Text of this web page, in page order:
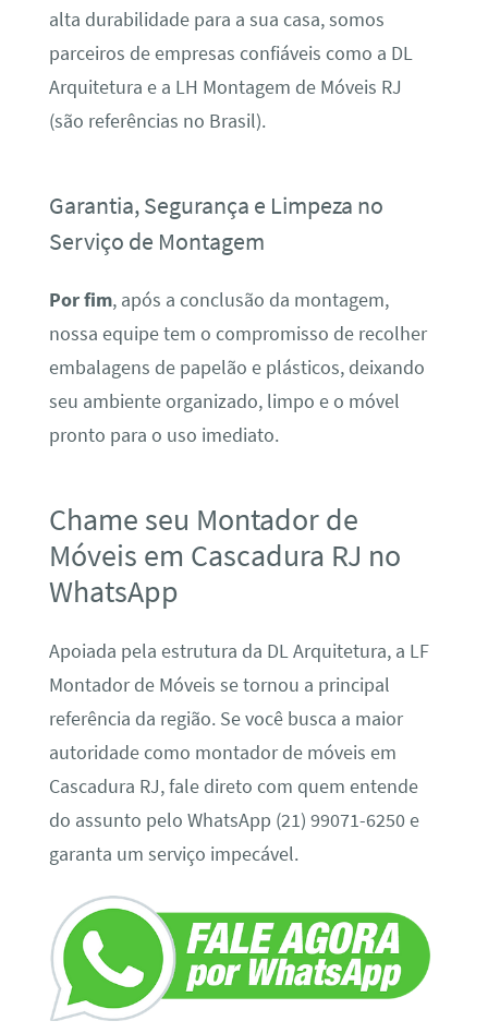
alta durabilidade para a sua casa, somos
parceiros de empresas confiáveis como a DL
Arquitetura e a LH Montagem de Móveis RJ
(são referências no Brasil).
Garantia, Segurança e Limpeza no
Serviço de Montagem
Por fim, após a conclusão da montagem,
nossa equipe tem o compromisso de recolher
embalagens de papelão e plásticos, deixando
seu ambiente organizado, limpo e o móvel
pronto para o uso imediato.
Chame seu Montador de
Móveis em Cascadura RJ no
WhatsApp
Apoiada pela estrutura da DL Arquitetura, a LF
Montador de Móveis se tornou a principal
referência da região. Se você busca a maior
autoridade como montador de móveis em
Cascadura RJ, fale direto com quem entende
do assunto pelo WhatsApp (21) 99071-6250 e
garanta um serviço impecável.